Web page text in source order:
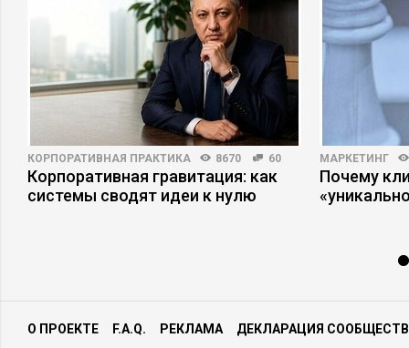
КОРПОРАТИВНАЯ ПРАКТИКА 8670 60
Корпоративная гравитация: как
системы сводят идеи к нулю
МАРКЕТИНГ
Почему
О ПРОЕКТЕ F.A.Q. РЕКЛАМА ДЕКЛАРАЦИЯ